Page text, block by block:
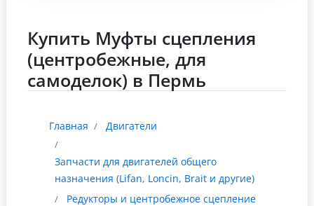
Купить Муфты сцепления
(центробежные, для
самоделок) в Пермь
Главная Двигатели
Запчасти для двигателей общего
назначения (Lifan, Loncin, Brait и другие)
Редукторы и центробежное сцепление